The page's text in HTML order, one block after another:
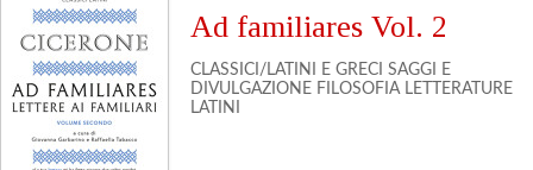
Ad familiares Vol. 2
CLASSICI/LATINI E GRECI SAGGI E
DIVULGAZIONE FILOSOFIA LETTERATURE
LATINI